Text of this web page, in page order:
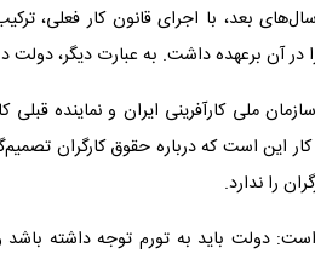
بعد، با اجرای قانون کار فعلی،
در آن برعهده داشت. به عبارت دیگر، دولت
ملی کارآفرینی ایران و نماینده
این است که درباره حقوق کارگران
را ندارد.
دولت باید به تورم توجه داشته